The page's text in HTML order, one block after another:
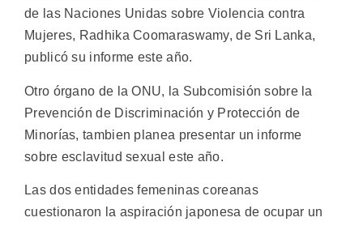
de las Naciones Unidas sobre Violencia contra
Mujeres, Radhika Coomaraswamy, de Sri Lanka,
publicó su informe este año.
Otro órgano de la ONU, la Subcomisión sobre la
Prevención de Discriminación y Protección de
Minorías, tambien planea presentar un informe
sobre esclavitud sexual este año.
Las dos entidades femeninas coreanas
cuestionaron la aspiración japonesa de ocupar un